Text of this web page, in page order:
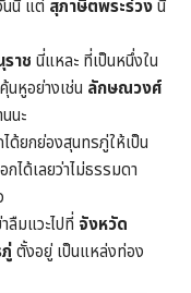
นนี้ แต่ สุภาษิตพระร่วงนี่
าช นี่แหละ ที่เป็นหนึ่งใน
นหูอย่างเช่น ลักษณวงศ์
นะ
ได้ยกย่องสุนทรภู่ให้เป็น
กได้เลยว่าไม่ธรรมดา
ลืมแวะไปที่ จังหวัด
ตั้งอยู่ เป็นแหล่งท่อง